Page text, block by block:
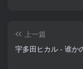
上一篇
宇多田ヒカル - 谁か